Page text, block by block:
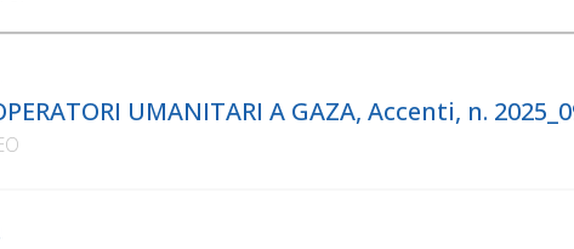
UMANITARI A GAZA, Accenti, n.